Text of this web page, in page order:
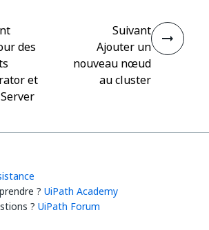
des
et
Suivant
Ajouter un
nouveau nœud
au cluster
? UiPath Academy
? UiPath Forum